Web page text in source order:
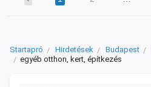
Startapró Hirdetések Budapest
egyéb otthon, kert, építkezés